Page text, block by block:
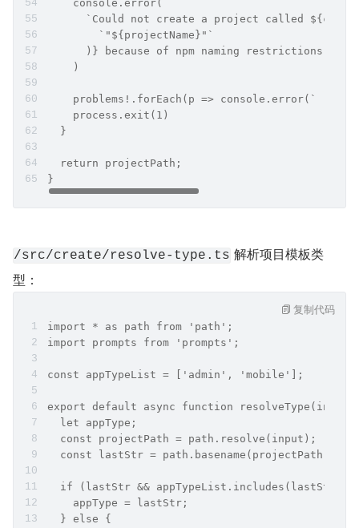
    console.error(
`Could not create a project called
        `"${projectName}"`
      )} because of npm naming restrictions:`
    )
problems!.forEach(p => console.error(`
    process.exit(1)
  }
  return projectPath;
}
/src/create/resolve-type.ts 解析项目模板类
型：
import * as path from 'path';
import prompts from 'prompts';
const appTypeList = ['admin', 'mobile'];
export default async function
  let appType;
  const projectPath = path.resolve(input);
const lastStr =
if (lastStr && appTypeList.includes(lastStr))
    appType = lastStr;
  } else {
复制代码